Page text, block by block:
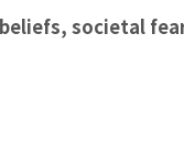
societal